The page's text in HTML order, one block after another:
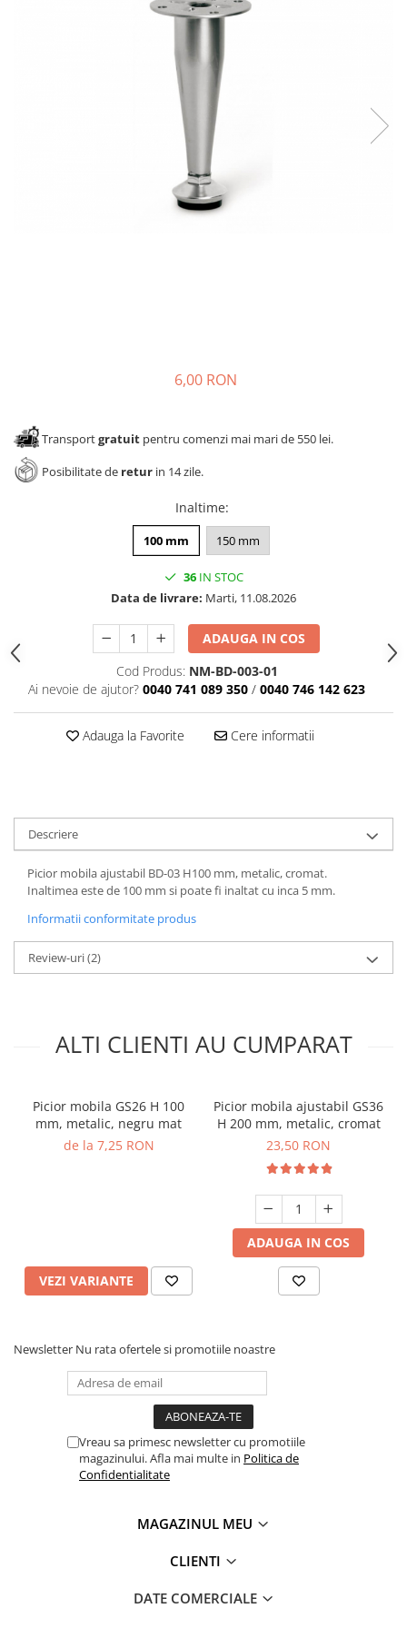
Solutii de curatat & adezivi
6,00 RON
Transportgratuit pentru comenzi mai mari de 550 lei.
Posibilitate de retur in 14 zile.
Inaltime:
100 mm 150 mm
36IN STOC
Data de livrare: Marti, 11.08.2026
ADAUGA IN COS
Cod Produs: NM-BD-003-01
Ai nevoie de ajutor? 0040 741 089 350 / 0040 746 142 623
Adauga la Favorite Cere informatii
Descriere
Picior mobila ajustabil BD-03 H100 mm, metalic, cromat.
Inaltimea este de 100 mm si poate fi inaltat cu inca 5 mm.
Informatii conformitate produs
Review-uri(2)
ALTI CLIENTI AU CUMPARAT
Picior mobila GS26 H 100
mm, metalic, negru mat
de la 7,25 RON
VEZI VARIANTE
Picior mobila ajustabil GS36
H 200 mm, metalic, cromat
23,50 RON
ADAUGA IN COS
Newsletter Nu rata ofertele si promotiile noastre
Vreau sa primesc newsletter cu promotiile
magazinului. Afla mai multe in Politica de
Confidentialitate
MAGAZINUL MEU
CLIENTI
DATE COMERCIALE